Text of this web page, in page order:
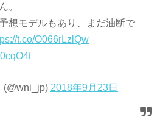
。
想モデルもあり、まだ油断で
t.co/O066rLzlQw
(@wni_jp) 2018年9月23日